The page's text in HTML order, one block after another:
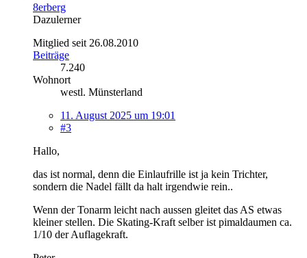
8erberg
Dazulerner
Mitglied seit 26.08.2010
Beiträge
7.240
Wohnort
westl. Münsterland
11. August 2025 um 19:01
#3
Hallo,
das ist normal, denn die Einlaufrille ist ja kein Trichter,
sondern die Nadel fällt da halt irgendwie rein..
Wenn der Tonarm leicht nach aussen gleitet das AS etwas
kleiner stellen. Die Skating-Kraft selber ist pimaldaumen ca.
1/10 der Auflagekraft.